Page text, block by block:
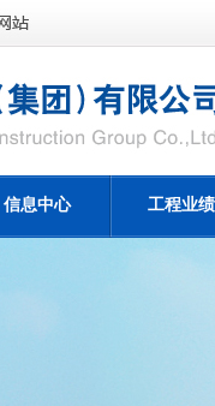
信息中心 工程业绩